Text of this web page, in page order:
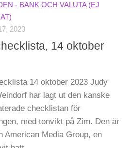
- BANK OCH VALUTA (EJ
2023
14 oktober
14 oktober 2023 Judy
har lagt ut den kanske
checklistan för
med tonvikt på Zim. Den är
American Media Group, en